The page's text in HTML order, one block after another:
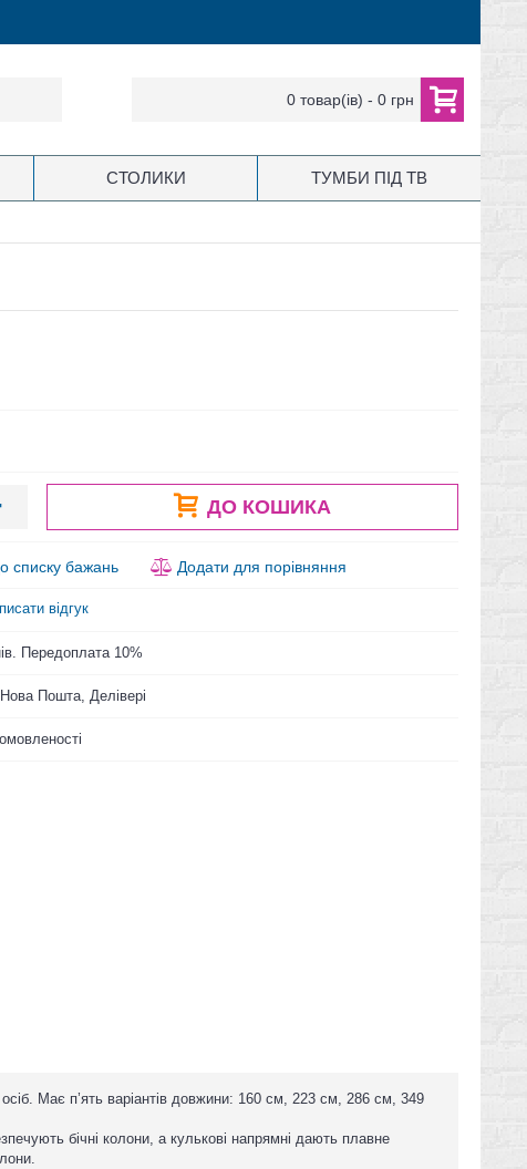
0 товар(ів) - 0 грн
СТОЛИКИ ТУМБИ ПІД ТВ
ДО КОШИКА
списку бажань Додати для порівняння
відгук
Передоплата 10%
Пошта, Делівері
Має п’ять варіантів довжини: 160 см, 223 см, 286 см, 349
бічні колони, а кулькові напрямні дають плавне